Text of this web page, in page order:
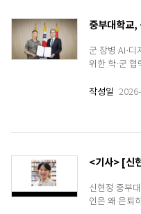
군 장병 AI·디
위한 학·군
9보병사단(사
작성일
신현정 중부
인은 왜 은퇴